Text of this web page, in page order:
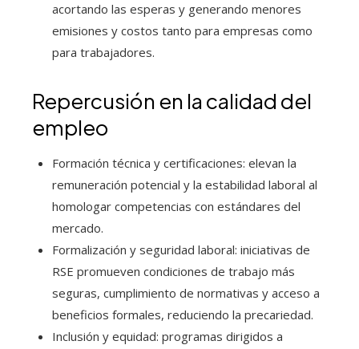
acortando las esperas y generando menores
emisiones y costos tanto para empresas como
para trabajadores.
Repercusión en la calidad del
empleo
Formación técnica y certificaciones: elevan la
remuneración potencial y la estabilidad laboral al
homologar competencias con estándares del
mercado.
Formalización y seguridad laboral: iniciativas de
RSE promueven condiciones de trabajo más
seguras, cumplimiento de normativas y acceso a
beneficios formales, reduciendo la precariedad.
Inclusión y equidad: programas dirigidos a